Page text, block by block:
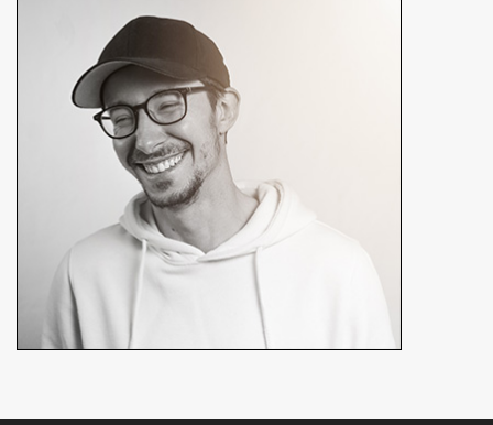
Réalisateur, chef opérateur
En détails